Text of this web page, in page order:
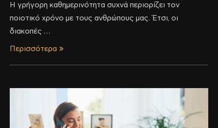
Η γρήγορη καθημερινότητα συχνά περιορίζει τον
ποιοτικό χρόνο με τους ανθρώπους μας. Έτσι, οι
διακοπές …
Περισσότερα